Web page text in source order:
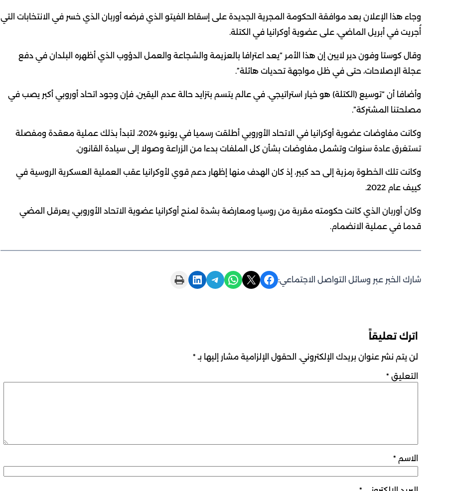
وجاء هذا الإعلان بعد موافقة الحكومة المجرية الجديدة على إسقاط الفيتو الذي فرضه أوربان الذي خسر في الانتخابات التي
أُجريت في أبريل الماضي، على عضوية أوكرانيا في الكتلة.
وقال كوستا وفون دير لايين إن هذا الأمر “يعد اعترافا بالعزيمة والشجاعة والعمل الدؤوب الذي أظهره البلدان في دفع
عجلة الإصلاحات، حتى في ظل مواجهة تحديات هائلة”.
وأضافا أن “توسيع (الكتلة) هو خيار استراتيجي. في عالم يتسم بتزايد حالة عدم اليقين، فإن وجود اتحاد أوروبي أكبر يصب في
مصلحتنا المشتركة”.
وكانت مفاوضات عضوية أوكرانيا في الاتحاد الأوروبي أطلقت رسميا في يونيو 2024، لتبدأ بذلك عملية معقدة ومفصلة
تستغرق عادة سنوات وتشمل مفاوضات بشأن كل الملفات بدءا من الزراعة وصولا إلى سيادة القانون.
وكانت تلك الخطوة رمزية إلى حد كبير، إذ كان الهدف منها إظهار دعم قوي لأوكرانيا عقب العملية العسكرية الروسية في
كييف عام 2022.
وكان أوربان الذي كانت حكومته مقربة من روسيا ومعارضة بشدة لمنح أوكرانيا عضوية الاتحاد الأوروبي، يعرقل المضي
قدما في عملية الانضمام.
شارك الخبر عبر وسائل التواصل الاجتماعي: Share on Facebook
Share on X
Share on WhatsApp
Share on Telegram
Share on LinkedIn
Print this Page
اترك تعليقاً
لن يتم نشر عنوان بريدك الإلكتروني. الحقول الإلزامية مشار إليها بـ *
التعليق *
الاسم *